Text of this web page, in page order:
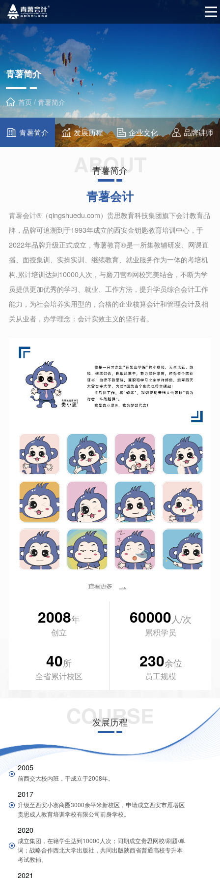
青薯简介
首页 / 青薯简介
青薯简介 发展历程 企业文化 品牌讲师
ABOUT
青薯简介
青薯会计
青薯会计®（qingshuedu.com）贵思教育科技集团旗下会计教育品
牌，品牌可追溯到于1993年成立的西安金钥匙教育培训中心，于
2022年品牌升级正式成立，青薯教育®是一所集教辅研发、网课直
播、面授集训、实操实训、继续教育、就业服务作为一体的考培机
构,累计培训达到10000人次，与磨刀营®网校完美结合，不断为学
员提供更加优秀的学习、就业、工作方法，提升学员综合会计工作
能力，为社会培养实用型的，合格的企业核算会计和管理会计及相
关从业者，办学理念：会计实效主义的坚行者。
2008年
创立
60000人/次
累积学员
40所
全省累计校区
230余位
员工规模
COURSE
发展历程
2005
前西交大校内班，于成立于2008年。
2017
升级至西安小寨商圈3000余平米新校区，申请成立西安市雁塔区
贵思成人教育培训学校有限公司前身学校。
2020
成立集团，在籍学生达到10000人次；同期成立贵思网校/刷题/单
词；战略合作西北大学出版社，共同出版陕西省普通高校专升本
考试教辅。
2021